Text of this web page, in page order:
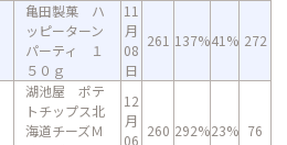
亀田製菓 ハ
ッピーターン
パーティ １
５０ｇ
11
月
08
日
261 137%41% 272
湖池屋 ポテ
トチップス北
海道チーズＭ
12
月
06
260 292%23% 76